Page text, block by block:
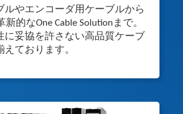
ルやエンコーダ用ケーブルから
新的なOne Cable Solutionまで。
に妥協を許さない高品質ケーブ
えております。